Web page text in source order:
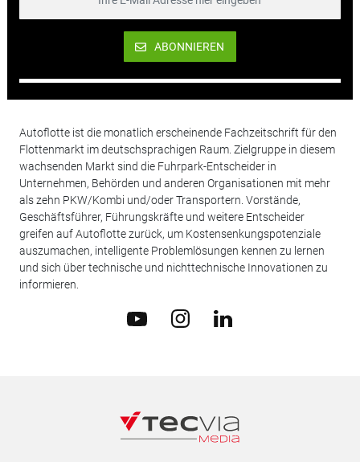
ABONNIEREN
Autoflotte ist die monatlich erscheinende Fachzeitschrift für den
Flottenmarkt im deutschsprachigen Raum. Zielgruppe in diesem
wachsenden Markt sind die Fuhrpark-Entscheider in
Unternehmen, Behörden und anderen Organisationen mit mehr
als zehn PKW/Kombi und/oder Transportern. Vorstände,
Geschäftsführer, Führungskräfte und weitere Entscheider
greifen auf Autoflotte zurück, um Kostensenkungspotenziale
auszumachen, intelligente Problemlösungen kennen zu lernen
und sich über technische und nichttechnische Innovationen zu
informieren.